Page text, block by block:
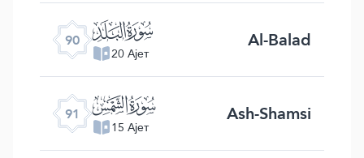
90 ﰇ
20 Ајет Al-Balad
91 ﰈ
15 Ајет Ash-Shamsi